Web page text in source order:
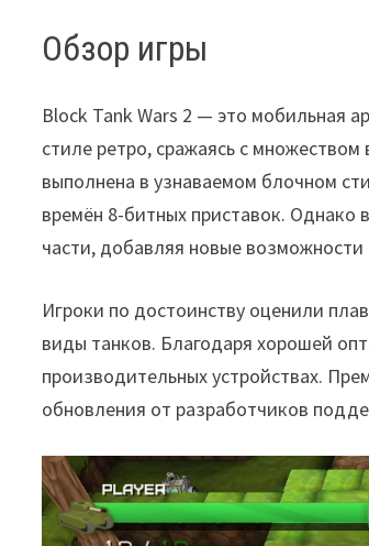
Обзор игры
Block Tank Wars 2 — это мобильная
стиле ретро, сражаясь с
выполнена в узнаваемом блочном
времён 8-битных приставок. Однако
части, добавляя новые
Игроки по достоинству оценили
виды танков. Благодаря хорошей
производительных устройствах.
обновления от разработчиков